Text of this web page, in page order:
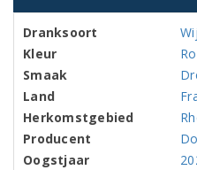
Dranksoort
Kleur
Smaak
Land
Herkomstgebied
Producent
Oogstjaar